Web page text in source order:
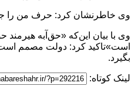
وی خاطرنشان کرد: حرف من را جدی
وی با بیان این‌که «حق‌آبه
است»تاکید کرد: دولت مصمم
بگیرد.
لینک کوتاه: